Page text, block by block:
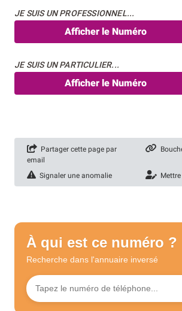
JE SUIS UN PROFESSIONNEL...
Afficher le Numéro
JE SUIS UN PARTICULIER...
Afficher le Numéro
Partager cette page par
email
Signaler une anomalie
À qui est ce numéro ?
Recherche dans l'annuaire inversé